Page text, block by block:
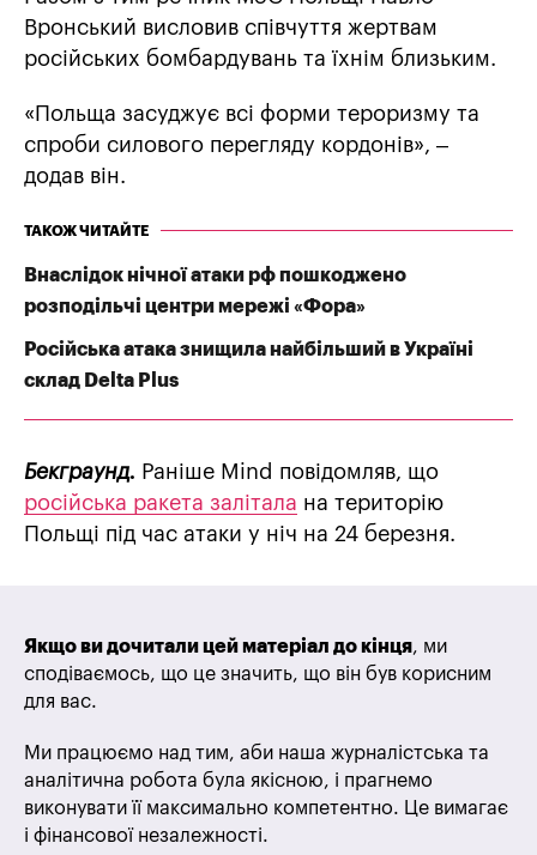
Вронський висловив співчуття жертвам
російських бомбардувань та їхнім близьким.
«Польща засуджує всі форми тероризму та
спроби силового перегляду кордонів», –
додав він.
ТАКОЖ ЧИТАЙТЕ
Внаслідок нічної атаки рф пошкоджено
розподільчі центри мережі «Фора»
Російська атака знищила найбільший в Україні
склад Delta Plus
Бекграунд. Раніше Mind повідомляв, що
російська ракета залітала на територію
Польщі під час атаки у ніч на 24 березня.
Якщо ви дочитали цей матеріал до кінця, ми
сподіваємось, що це значить, що він був корисним
для вас.
Ми працюємо над тим, аби наша журналістська та
аналітична робота була якісною, і прагнемо
виконувати її максимально компетентно. Це вимагає
і фінансової незалежності.